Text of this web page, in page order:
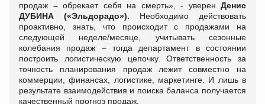
продаж – обрекает себя на смерть», - уверен Денис
ДУБИНА («Эльдорадо»). Необходимо действовать
проактивно, знать, что происходит с продажами на
следующей неделе/месяце, учитывать сезонные
колебания продаж – тогда департамент в состоянии
построить логистическую цепочку. Ответственность за
точность планирования продаж лежит совместно на
коммерции, финансах, логистике, маркетинге. И лишь в
результате взаимодействия и поиска баланса получается
качественный прогноз продаж.